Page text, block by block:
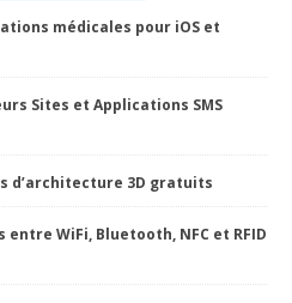
médicales pour iOS et
Sites et Applications SMS
d’architecture 3D gratuits
WiFi, Bluetooth, NFC et RFID